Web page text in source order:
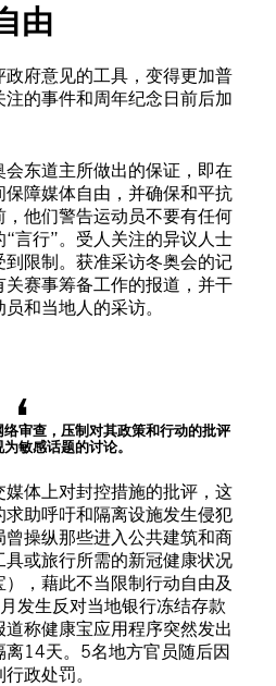
由
府意见的工具，变得更加普
的事件和周年纪念日前后加
东道主所做出的保证，即在
障媒体自由，并确保和平抗
他们警告运动员不要有任何
言行”。受人关注的异议人士
限制。获准采访冬奥会的记
赛事筹备工作的报道，并干
和当地人的采访。
审查，压制对其政策和行动的批评
敏感话题的讨论。
体上对封控措施的批评，这
助呼吁和隔离设施发生侵犯
曾操纵那些进入公共建筑和商
具或旅行所需的新冠健康状况
，藉此不当限制行动自由及
发生反对当地银行冻结存款
称健康宝应用程序突然发出
离14天。5名地方官员随后因
政处罚。